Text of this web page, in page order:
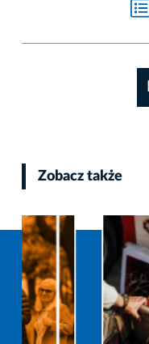
Zobacz także